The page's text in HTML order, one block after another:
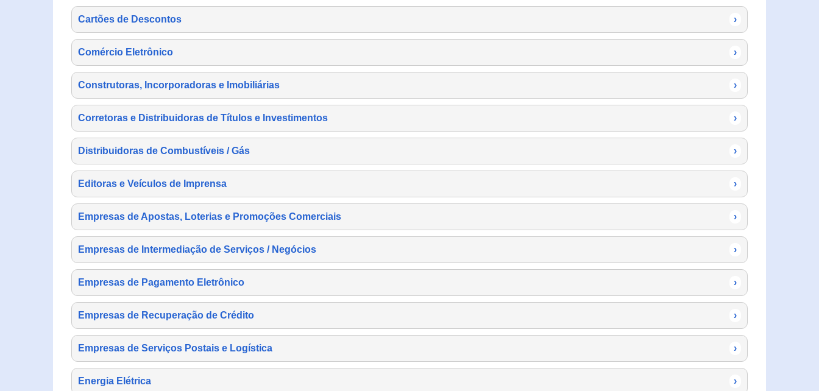
Cartões de Descontos ›
Comércio Eletrônico ›
Construtoras, Incorporadoras e Imobiliárias ›
Corretoras e Distribuidoras de Títulos e Investimentos ›
Distribuidoras de Combustíveis / Gás ›
Editoras e Veículos de Imprensa ›
Empresas de Apostas, Loterias e Promoções Comerciais ›
Empresas de Intermediação de Serviços / Negócios ›
Empresas de Pagamento Eletrônico ›
Empresas de Recuperação de Crédito ›
Empresas de Serviços Postais e Logística ›
Energia Elétrica ›